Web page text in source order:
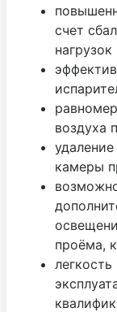
счет
нагрузок
воздуха
камеры
проёма,